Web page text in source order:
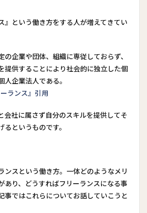
』という働き方をする人が増えてきてい
の企業や団体、組織に専従しておらず、
提供することにより社会的に独立した個
人企業法人である。
ランス』引用
会社に属さず自分のスキルを提供してそ
るというものです。
ンスという働き方。一体どのようなメリ
あり、どうすればフリーランスになる事
事ではこれらについてお話していこうと